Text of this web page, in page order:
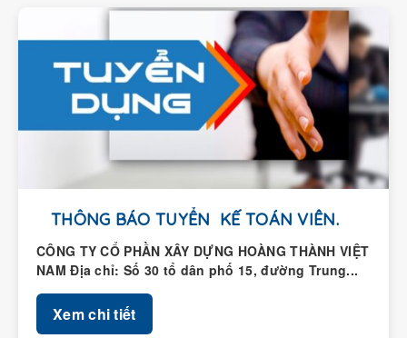
THÔNG BÁO TUYỂN KẾ TOÁN VIÊN.
CÔNG TY CỔ PHẦN XÂY DỰNG HOÀNG THÀNH VIỆT
NAM Địa chỉ: Số 30 tổ dân phố 15, đường Trung...
Xem chi tiết